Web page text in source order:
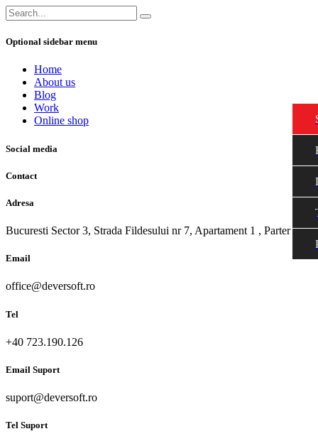
Optional sidebar menu
Home
About us
Blog
Work
Online shop
Social media
Contact
Adresa
Bucuresti Sector 3, Strada Fildesului nr 7, Apartament 1 , Parter
Email
office@deversoft.ro
Tel
+40 723.190.126
Email Suport
suport@deversoft.ro
Tel Suport